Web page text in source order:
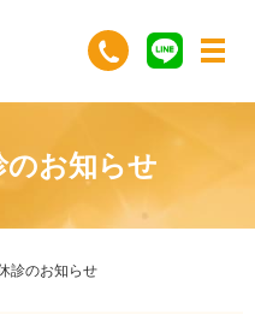
お知らせ
診のお知らせ